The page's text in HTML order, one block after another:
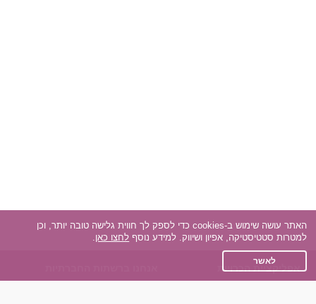
אפליקציית הכרויות
האתר עושה שימוש ב-cookies כדי לספק לך חווית גלישה טובה יותר, וכן
למטרות סטטיסטיקה, אפיון ושיווק. למידע נוסף לחצו כאן.
לאשר